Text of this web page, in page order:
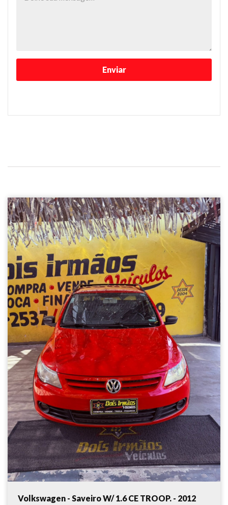
Volkswagen - Saveiro W/ 1.6 CE TROOP. - 2012